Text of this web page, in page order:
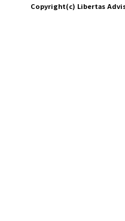
Copyright(c) Libertas